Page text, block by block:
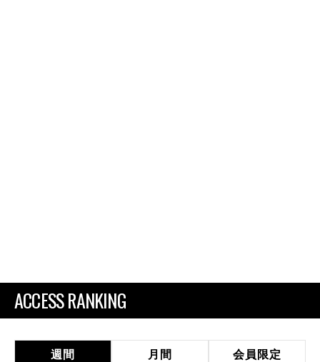
ACCESS RANKING
週間 月間 会員限定